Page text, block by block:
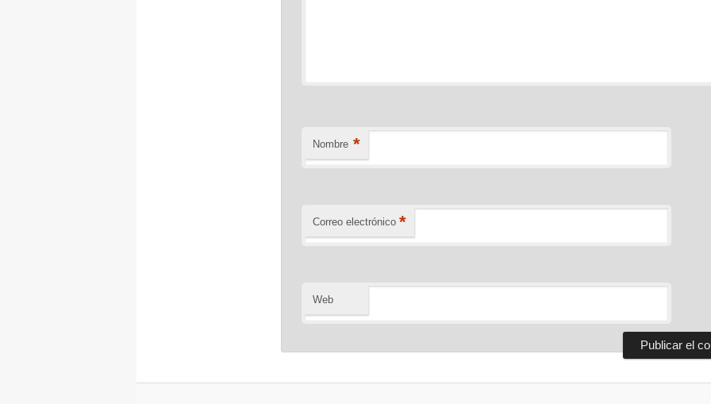
Nombre *
Correo electrónico *
Web